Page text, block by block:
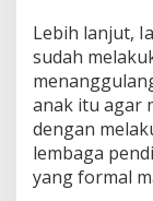
Lebih lanjut,
sudah
anak itu agar
dengan
lembaga
yang formal